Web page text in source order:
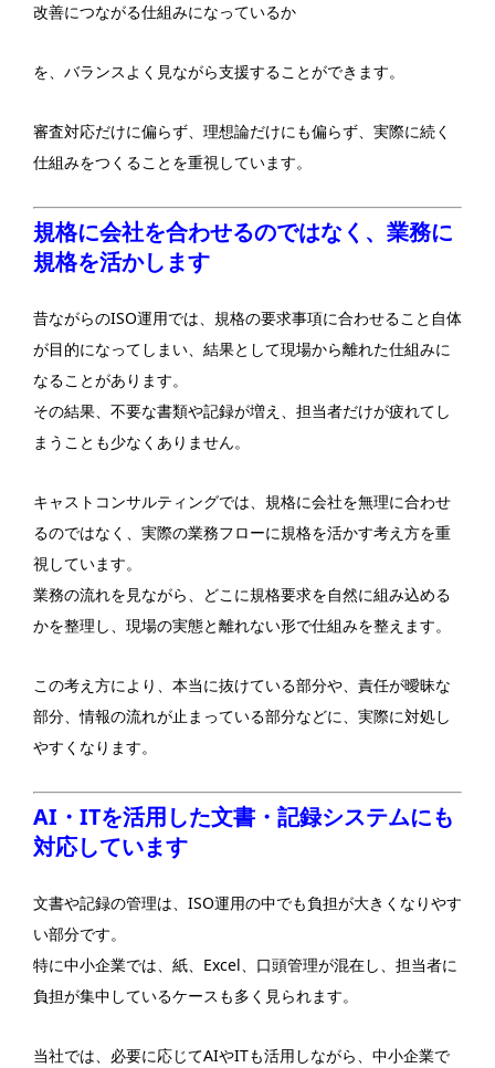
改善につながる仕組みになっているか
を、バランスよく見ながら支援することができます。
審査対応だけに偏らず、理想論だけにも偏らず、実際に続く
仕組みをつくることを重視しています。
規格に会社を合わせるのではなく、業務に
規格を活かします
昔ながらのISO運用では、規格の要求事項に合わせること自体
が目的になってしまい、結果として現場から離れた仕組みに
なることがあります。
その結果、不要な書類や記録が増え、担当者だけが疲れてし
まうことも少なくありません。
キャストコンサルティングでは、規格に会社を無理に合わせ
るのではなく、実際の業務フローに規格を活かす考え方を重
視しています。
業務の流れを見ながら、どこに規格要求を自然に組み込める
かを整理し、現場の実態と離れない形で仕組みを整えます。
この考え方により、本当に抜けている部分や、責任が曖昧な
部分、情報の流れが止まっている部分などに、実際に対処し
やすくなります。
AI・ITを活用した文書・記録システムにも
対応しています
文書や記録の管理は、ISO運用の中でも負担が大きくなりやす
い部分です。
特に中小企業では、紙、Excel、口頭管理が混在し、担当者に
負担が集中しているケースも多く見られます。
当社では、必要に応じてAIやITも活用しながら、中小企業で